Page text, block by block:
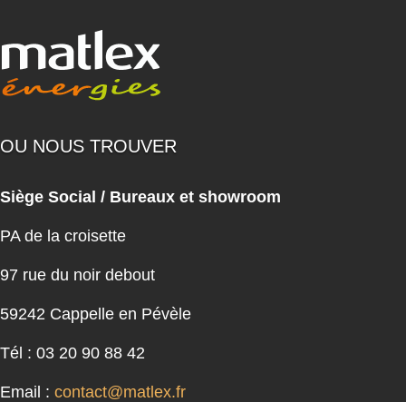
OU NOUS TROUVER
Siège Social / Bureaux et showroom
PA de la croisette
97 rue du noir debout
59242 Cappelle en Pévèle
Tél : 03 20 90 88 42
Email : contact@matlex.fr